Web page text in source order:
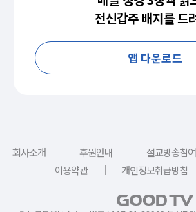
전신갑주 배지를 드
앱 다운로드
회사소개 ｜ 후원안내 ｜ 설교방송참여
이용약관
｜ 개인정보취급방침